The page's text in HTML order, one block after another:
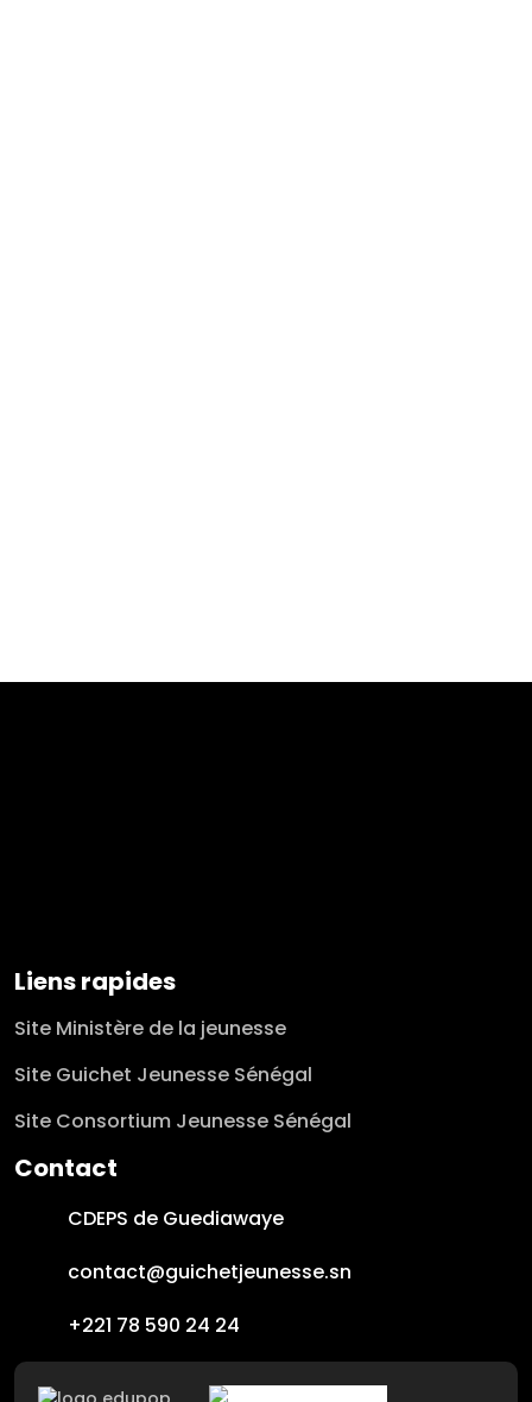
Liens rapides
Site Ministère de la jeunesse
Site Guichet Jeunesse Sénégal
Site Consortium Jeunesse Sénégal
Contact
CDEPS de Guediawaye
contact@guichetjeunesse.sn
+221 78 590 24 24
Image Image